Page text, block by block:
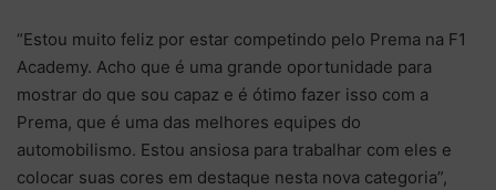
“Estou muito feliz por estar competindo pelo Prema na F1
Academy. Acho que é uma grande oportunidade para
mostrar do que sou capaz e é ótimo fazer isso com a
Prema, que é uma das melhores equipes do
automobilismo. Estou ansiosa para trabalhar com eles e
colocar suas cores em destaque nesta nova categoria”,